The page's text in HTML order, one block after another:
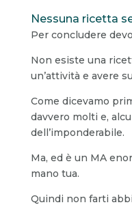
Nessuna ricetta
Per concludere
Non esiste una
un’attività e avere
Come dicevamo
davvero molti e,
dell’imponderabile.
Ma, ed è un MA
mano tua.
Quindi non farti